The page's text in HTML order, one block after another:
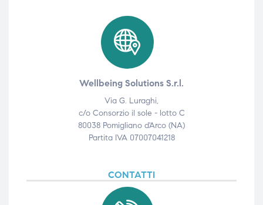
Wellbeing Solutions S.r.l.
Via G. Luraghi,
c/o Consorzio il sole - lotto C
80038 Pomigliano d'Arco (NA)
Partita IVA 07007041218
CONTATTI